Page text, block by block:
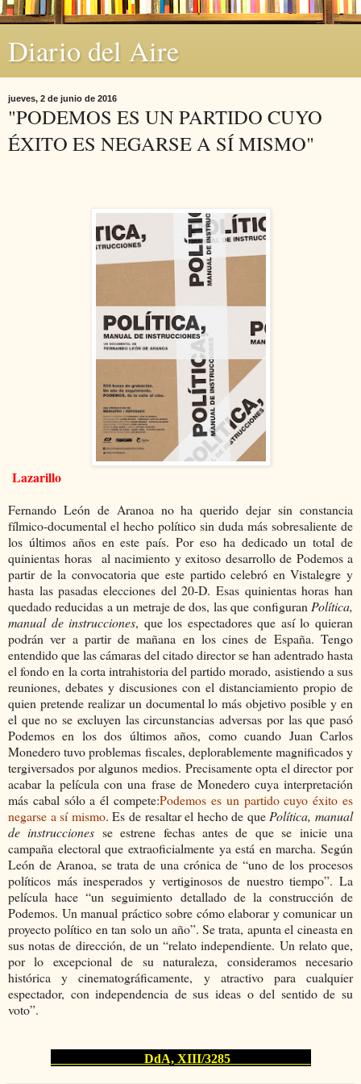
Diario del Aire
jueves, 2 de junio de 2016
"PODEMOS ES UN PARTIDO CUYO
ÉXITO ES NEGARSE A SÍ MISMO"
Lazarillo
Fernando León de Aranoa no ha querido dejar sin constancia
fílmico-documental el hecho político sin duda más sobresaliente de
los últimos años en este país. Por eso ha dedicado un total de
quinientas horas al nacimiento y exitoso desarrollo de Podemos a
partir de la convocatoria que este partido celebró en Vistalegre y
hasta las pasadas elecciones del 20-D. Esas quinientas horas han
quedado reducidas a un metraje de dos, las que configuran Política,
manual de instrucciones, que los espectadores que así lo quieran
podrán ver a partir de mañana en los cines de España. Tengo
entendido que las cámaras del citado director se han adentrado hasta
el fondo en la corta intrahistoria del partido morado, asistiendo a sus
reuniones, debates y discusiones con el distanciamiento propio de
quien pretende realizar un documental lo más objetivo posible y en
el que no se excluyen las circunstancias adversas por las que pasó
Podemos en los dos últimos años, como cuando Juan Carlos
Monedero tuvo problemas fiscales, deplorablemente magnificados y
tergiversados por algunos medios. Precisamente opta el director por
acabar la película con una frase de Monedero cuya interpretación
más cabal sólo a él compete:Podemos es un partido cuyo éxito es
negarse a sí mismo. Es de resaltar el hecho de que Política, manual
de instrucciones se estrene fechas antes de que se inicie una
campaña electoral que extraoficialmente ya está en marcha. Según
León de Aranoa, se trata de una crónica de “uno de los procesos
políticos más inesperados y vertiginosos de nuestro tiempo”. La
película hace “un seguimiento detallado de la construcción de
Podemos. Un manual práctico sobre cómo elaborar y comunicar un
proyecto político en tan solo un año”. Se trata, apunta el cineasta en
sus notas de dirección, de un “relato independiente. Un relato que,
por lo excepcional de su naturaleza, consideramos necesario
histórica y cinematográficamente, y atractivo para cualquier
espectador, con independencia de sus ideas o del sentido de su
voto”.
DdA, XIII/3285